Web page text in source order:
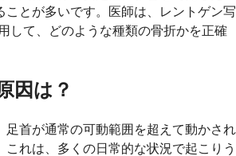
ことが多いです。医師は、レントゲン写
して、どのような種類の骨折かを正確
因は？
足首が通常の可動範囲を超えて動かされ
これは、多くの日常的な状況で起こりう